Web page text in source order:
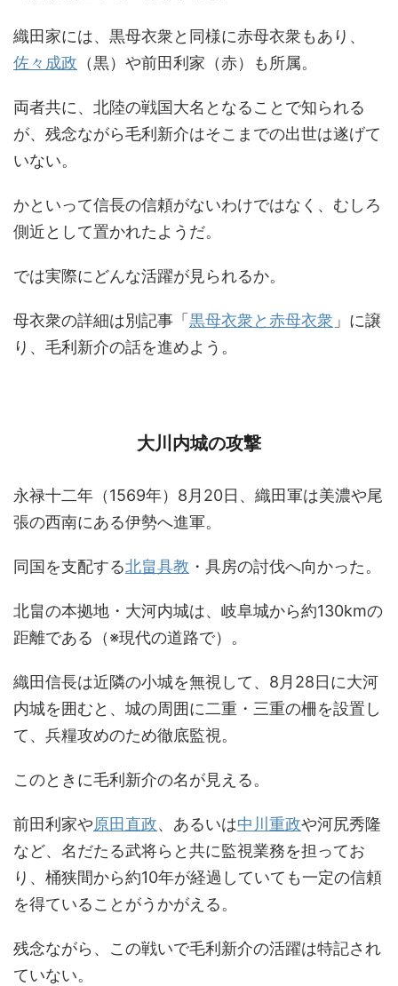
織田家には、黒母衣衆と同様に赤母衣衆もあり、
佐々成政 （黒）や前田利家（赤）も所属。
両者共に、北陸の戦国大名となることで知られる
が、残念ながら毛利新介はそこまでの出世は遂げて
いない。
かといって信長の信頼がないわけではなく、むしろ
側近として置かれたようだ。
では実際にどんな活躍が見られるか。
母衣衆の詳細は別記事「 黒母衣衆と赤母衣衆 」に譲
り、毛利新介の話を進めよう。
大川内城の攻撃
永禄十二年（1569年）8月20日、織田軍は美濃や尾
張の西南にある伊勢へ進軍。
同国を支配する北畠具教 ・具房の討伐へ向かった。
北畠の本拠地・大河内城は、岐阜城から約130kmの
距離である（※現代の道路で）。
織田信長は近隣の小城を無視して、8月28日に大河
内城を囲むと、城の周囲に二重・三重の柵を設置し
て、兵糧攻めのため徹底監視。
このときに毛利新介の名が見える。
前田利家や原田直政、あるいは中川重政や河尻秀隆
など、名だたる武将らと共に監視業務を担ってお
り、桶狭間から約10年が経過していても一定の信頼
を得ていることがうかがえる。
残念ながら、この戦いで毛利新介の活躍は特記され
ていない。